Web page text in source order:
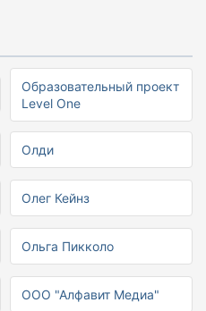
Образовательный проект
Level One
Олди
Олег Кейнз
Ольга Пикколо
ООО "Алфавит Медиа"